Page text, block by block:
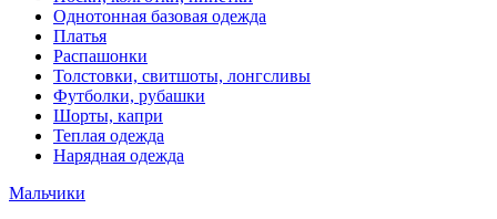
Однотонная базовая одежда
Платья
Распашонки
Толстовки, свитшоты, лонгсливы
Футболки, рубашки
Шорты, капри
Теплая одежда
Нарядная одежда
Мальчики